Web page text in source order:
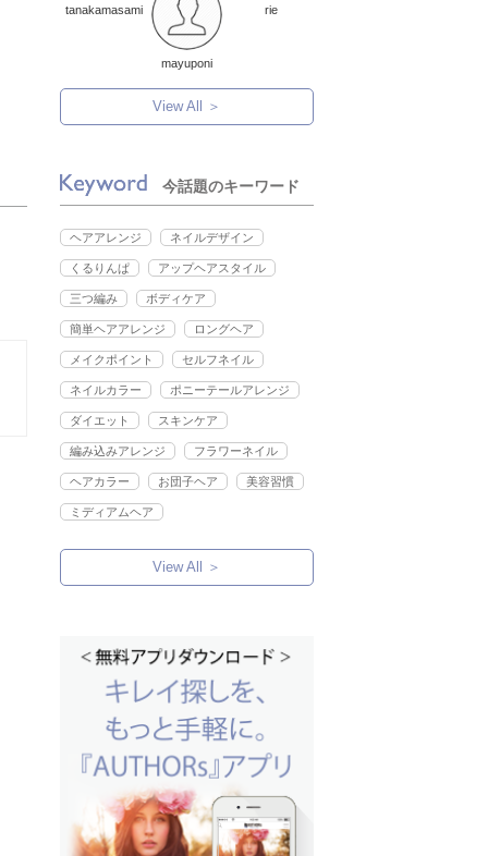
tanakamasami
mayuponi
rie
View All ＞
今話題のキーワード
ヘアアレンジ ネイルデザイン
くるりんぱ アップヘアスタイル
三つ編み ボディケア
簡単ヘアアレンジ ロングヘア
メイクポイント セルフネイル
ネイルカラー ポニーテールアレンジ
ダイエット スキンケア
編み込みアレンジ フラワーネイル
ヘアカラー お団子ヘア 美容習慣
ミディアムヘア
View All ＞